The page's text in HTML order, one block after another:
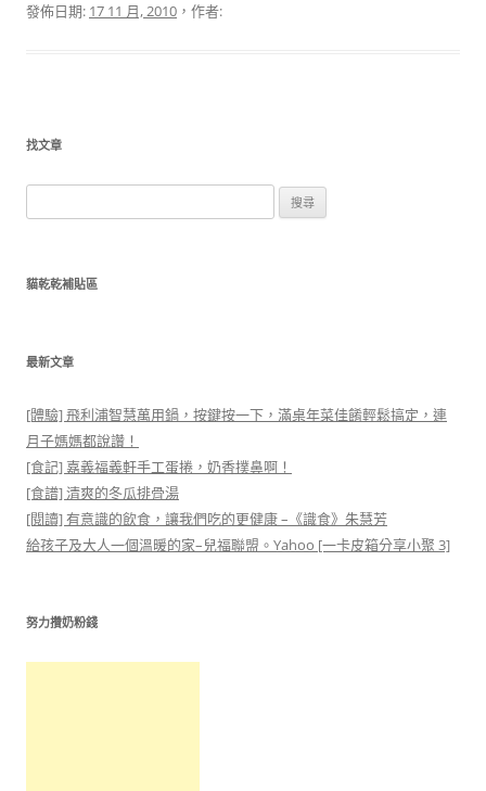
發佈日期: 17 11 月, 2010 ，作者:
找文章
尋
鍵
貓乾乾補貼區
最新文章
[體驗] 飛利浦智慧萬用鍋，按鍵按一下，滿桌年菜佳餚輕鬆搞定，連
月子媽媽都說讚！
[食記] 嘉義福義軒手工蛋捲，奶香撲鼻啊！
[食譜] 清爽的冬瓜排骨湯
[閱讀] 有意識的飲食，讓我們吃的更健康 –《識食》朱慧芳
給孩子及大人一個溫暖的家–兒福聯盟。Yahoo [一卡皮箱分享小聚 3]
努力攢奶粉錢